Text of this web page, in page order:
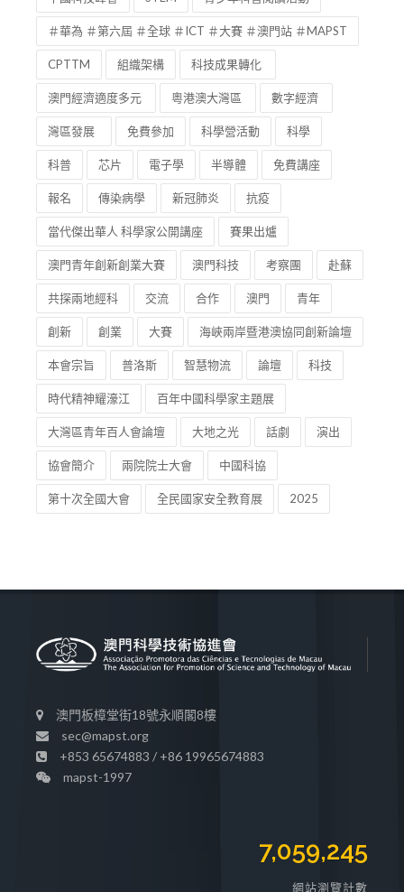
＃華為 ＃第六屆 ＃全球 ＃ICT ＃大賽 ＃澳門站 ＃MAPST
CPTTM 組織架構 科技成果轉化
澳門經濟適度多元 粵港澳大灣區 數字經濟
灣區發展 免費參加 科學營活動 科學
科普 芯片 電子學 半導體 免費講座
報名 傳染病學 新冠肺炎 抗疫
當代傑出華人 科學家公開講座 賽果出爐
澳門青年創新創業大賽 澳門科技 考察團 赴蘇
共探兩地經科 交流 合作 澳門 青年
創新 創業 大賽 海峽兩岸暨港澳協同創新論壇
本會宗旨 普洛斯 智慧物流 論壇 科技
時代精神耀濠江 百年中國科學家主題展
大灣區青年百人會論壇 大地之光 話劇 演出
協會簡介 兩院院士大會 中國科協
第十次全國大會 全民國家安全教育展 2025
澳門板樟堂街18號永順閣8樓
sec@mapst.org
+853 65674883 / +86 19965674883
mapst-1997
7,059,245
網站瀏覽計數